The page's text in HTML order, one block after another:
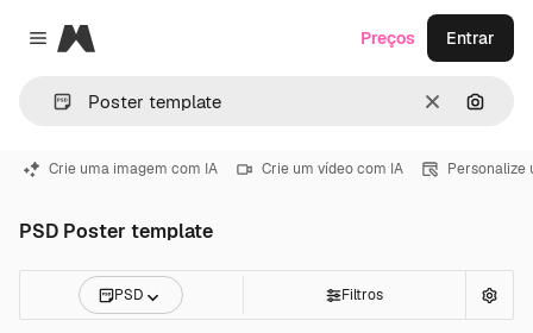
Close menu
Magnific
Limpar
Preços Entrar
Crie uma imagem com IA Crie um vídeo com IA Personalize
PSD Poster template
PSD Filtros